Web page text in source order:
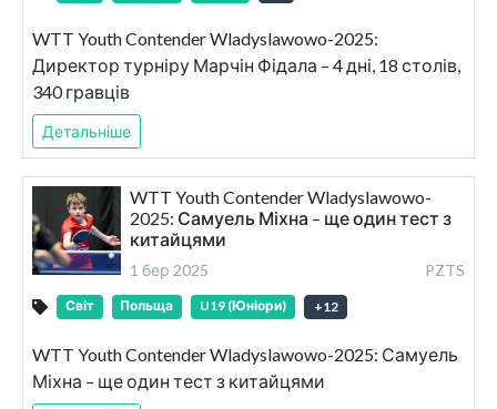
WTT Youth Contender Wladyslawowo-2025:
Директор турніру Марчін Фідала – 4 дні, 18 столів,
340 гравців
Детальніше
WTT Youth Contender Wladyslawowo-
2025: Самуель Міхна – ще один тест з
китайцями
1 бер 2025 PZTS
Світ Польща U19 (Юніори) +12
WTT Youth Contender Wladyslawowo-2025: Самуель
Міхна – ще один тест з китайцями